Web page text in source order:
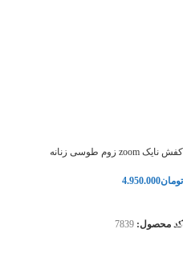
کفش نایک zoom زوم طوسی زنانه
تومان4.950.000
کد محصول: 7839